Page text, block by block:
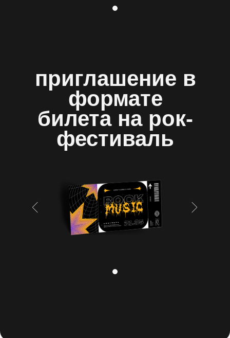
приглашение в
формате
билета на рок-
фестиваль